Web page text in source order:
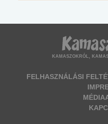
KAMASZOKRÓL,
FELHASZNÁLÁSI